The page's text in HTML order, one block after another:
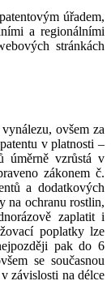
úřadem,
a regionálními
stránkách
ovšem za
v platnosti –
úměrně vzrůstá v
zákonem č.
a dodatkových
na ochranu rostlin,
zaplatit i
poplatky lze
pak do 6
se současnou
závislosti na délce